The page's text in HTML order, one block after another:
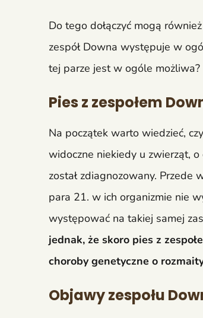
Do tego dołączyć mogą
zespół Downa występuje w
tej parze jest w ogóle możliwa?
Pies z zespołem
Na początek warto wiedzieć,
widoczne niekiedy u zwierząt,
został zdiagnozowany. Przede
para 21. w ich organizmie nie
występować na takiej samej
jednak, że skoro pies z
choroby genetyczne o
Objawy zespołu